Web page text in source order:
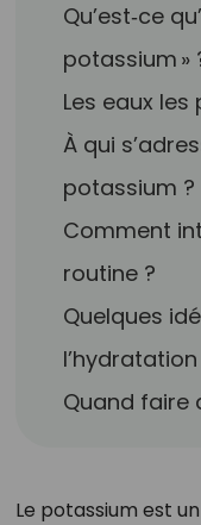
Qu’est‑ce
potassium »
Les eaux
À qui
potassium ?
Comment
routine ?
Quelques
l’hydratation
Quand faire
Le potassium est